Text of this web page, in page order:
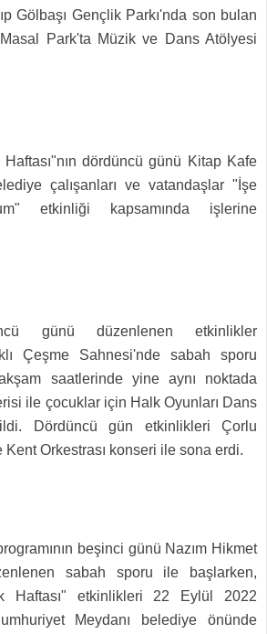
Gölbaşı Gençlik Parkı'nda son bulan
Park'ta Müzik ve Dans Atölyesi
dördüncü günü Kitap Kafe
çalışanları ve vatandaşlar "İşe
etkinliği kapsamında işlerine
günü düzenlenen etkinlikler
Çeşme Sahnesi'nde sabah sporu
saatlerinde yine aynı noktada
ile çocuklar için Halk Oyunları Dans
Dördüncü gün etkinlikleri Çorlu
Orkestrası konseri ile sona erdi.
beşinci günü Nazım Hikmet
sabah sporu ile başlarken,
Haftası" etkinlikleri 22 Eylül 2022
Meydanı belediye önünde